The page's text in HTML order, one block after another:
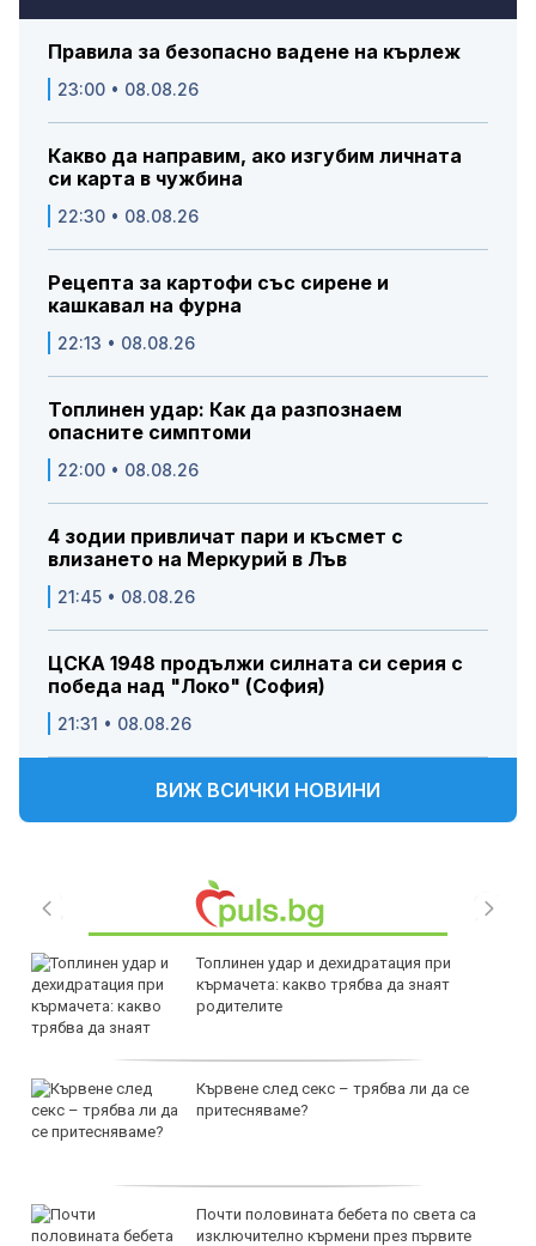
Правила за безопасно вадене на кърлеж
23:00 • 08.08.26
Какво да направим, ако изгубим личната
си карта в чужбина
22:30 • 08.08.26
Рецепта за картофи със сирене и
кашкавал на фурна
22:13 • 08.08.26
Топлинен удар: Как да разпознаем
опасните симптоми
22:00 • 08.08.26
4 зодии привличат пари и късмет с
влизането на Меркурий в Лъв
21:45 • 08.08.26
ЦСКА 1948 продължи силната си серия с
победа над "Локо" (София)
21:31 • 08.08.26
ВИЖ ВСИЧКИ НОВИНИ
Топлинен удар и дехидратация при
кърмачета: какво трябва да знаят
родителите
Кървене след секс – трябва ли да се
притесняваме?
Почти половината бебета по света са
изключително кърмени през първите